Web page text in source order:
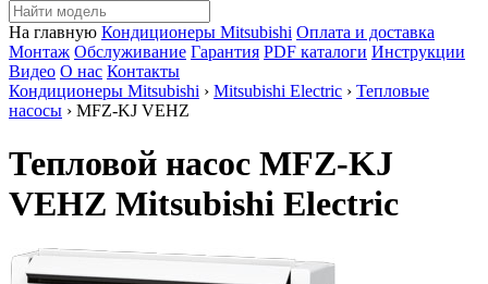
На главную Кондиционеры Mitsubishi Оплата и доставка
Монтаж Обслуживание Гарантия PDF каталоги Инструкции
Видео О нас Контакты
Кондиционеры Mitsubishi › Mitsubishi Electric › Тепловые
насосы › MFZ-KJ VEHZ
Тепловой насос MFZ-KJ
VEHZ Mitsubishi Electric